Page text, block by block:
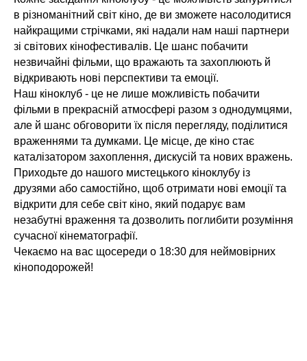
в різноманітний світ кіно, де ви зможете насолодитися
найкращими стрічками, які надали нам наші партнери
зі світових кінофестивалів. Це шанс побачити
незвичайні фільми, що вражають та захоплюють й
відкривають нові перспективи та емоції.
Наш кіноклуб - це не лише можливість побачити
фільми в прекрасній атмосфері разом з однодумцями,
але й шанс обговорити їх після перегляду, поділитися
враженнями та думками. Це місце, де кіно стає
каталізатором захоплення, дискусій та нових вражень.
Приходьте до нашого мистецького кіноклубу із
друзями або самостійно, щоб отримати нові емоції та
відкрити для себе світ кіно, який подарує вам
незабутні враження та дозволить поглибити розуміння
сучасної кінематографії.
Чекаємо на вас щосереди о 18:30 для неймовірних
кіноподорожей!